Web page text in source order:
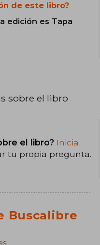
de este libro?
edición es Tapa
sobre el libro
el libro? Inicia
tu propia pregunta.
Buscalibre